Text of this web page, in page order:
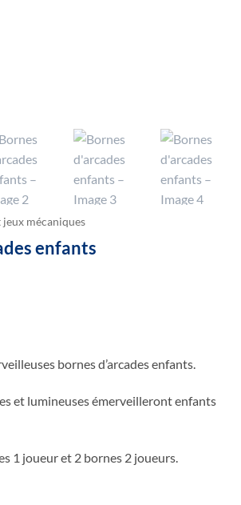
jeux mécaniques
enfants
bornes d’arcades enfants.
et lumineuses émerveilleront enfants
1 joueur et 2 bornes 2 joueurs.